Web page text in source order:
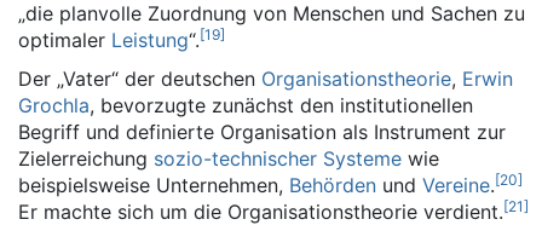
„die planvolle Zuordnung von Menschen und Sachen zu
optimaler Leistung“.[19]
Der „Vater“ der deutschen Organisationstheorie, Erwin
Grochla, bevorzugte zunächst den institutionellen
Begriff und definierte Organisation als Instrument zur
Zielerreichung sozio-technischer Systeme wie
beispielsweise Unternehmen, Behörden und Vereine.[20]
Er machte sich um die Organisationstheorie verdient.[21]